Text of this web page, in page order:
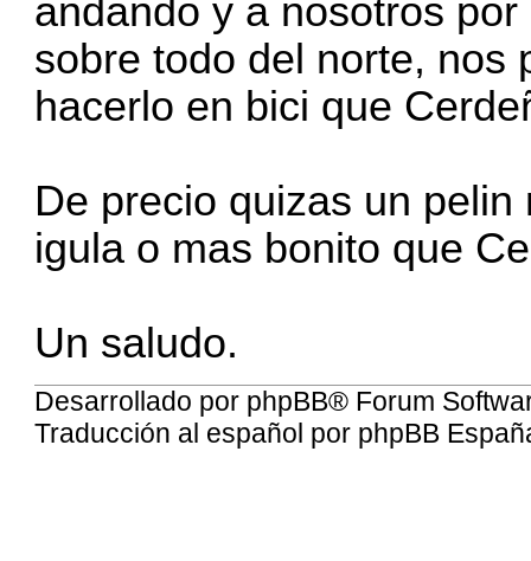
andando y a nosotros
sobre todo del norte, nos
hacerlo en bici que
De precio quizas un
igula o mas bonito que
Un saludo.
Desarrollado por phpBB® Forum
Traducción al español por phpBB